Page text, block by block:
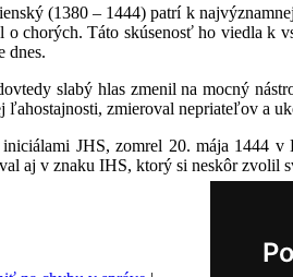
(1380 – 1444) patrí k
o chorých. Táto skúsenosť ho viedla k
dnes.
slabý hlas zmenil na mocný
ľahostajnosti, zmieroval nepriateľov a
JHS, zomrel 20. mája 1444
aj v znaku IHS, ktorý si neskôr zvolil